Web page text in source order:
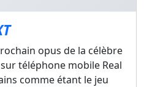
opus de la célèbre
téléphone mobile Real
comme étant le jeu